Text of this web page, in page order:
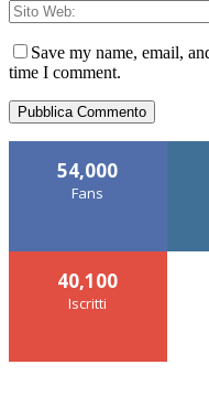
Save my name, email,
time I comment.
54,000
Fans
40,100
Iscritti